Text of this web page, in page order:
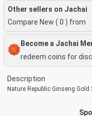
Other sellers on Jachai
Compare New ( 0 ) from
Become a Jachai
redeem coins for
Description
Nature Republic Ginseng Gold